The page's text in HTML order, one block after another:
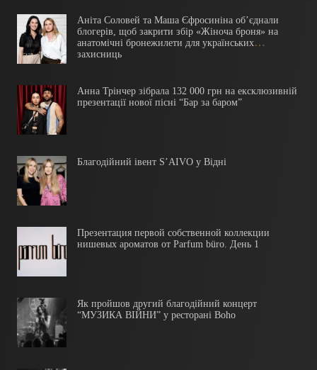
Аніта Соловей та Маша Єфросиніна обʼєднали
блогерів, щоб закрити збір «Жіноча броня» на
анатомічні бронежилети для українських
захисниць
Анна Трінчер зібрала 132 000 грн на ексклюзивній
презентації нової пісні “Бар за баром”
Благодійний івент S’AIVO у Відні
Презентация первой собственной коллекции
нишевых ароматов от Parfum büro. День 1
Як пройшов другий благодійний концерт
“МУЗИКА ВІЙНИ” у ресторані Boho